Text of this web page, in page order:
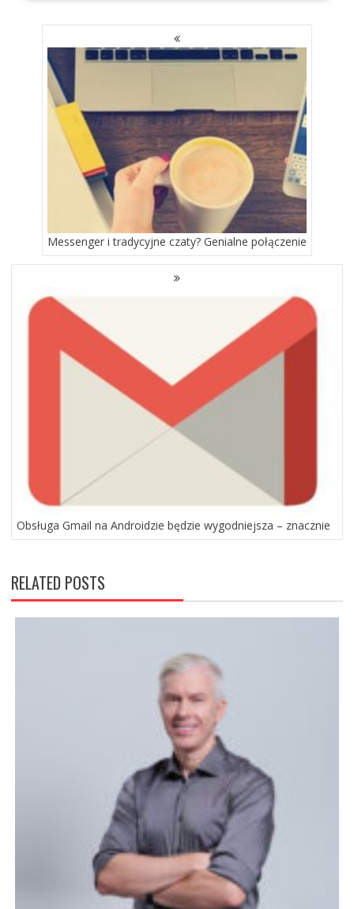
NAWIGACJA
WPISACH
Messenger i tradycyjne czaty? Genialne połączenie
Obsługa Gmail na Androidzie będzie wygodniejsza – znacznie
RELATED POSTS